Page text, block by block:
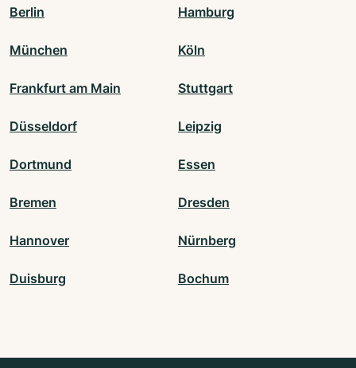
Berlin Hamburg
München Köln
Frankfurt am Main Stuttgart
Düsseldorf Leipzig
Dortmund Essen
Bremen Dresden
Hannover Nürnberg
Duisburg Bochum